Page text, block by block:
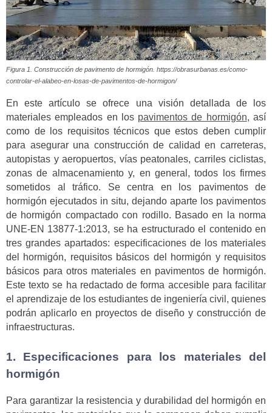
Figura 1. Construcción de pavimento de hormigón. https://obrasurbanas.es/como-
controlar-el-alabeo-en-losas-de-pavimentos-de-hormigon/
En este artículo se ofrece una visión detallada de los
materiales empleados en los pavimentos de hormigón, así
como de los requisitos técnicos que estos deben cumplir
para asegurar una construcción de calidad en carreteras,
autopistas y aeropuertos, vías peatonales, carriles ciclistas,
zonas de almacenamiento y, en general, todos los firmes
sometidos al tráfico. Se centra en los pavimentos de
hormigón ejecutados in situ, dejando aparte los pavimentos
de hormigón compactado con rodillo. Basado en la norma
UNE-EN 13877-1:2013, se ha estructurado el contenido en
tres grandes apartados: especificaciones de los materiales
del hormigón, requisitos básicos del hormigón y requisitos
básicos para otros materiales en pavimentos de hormigón.
Este texto se ha redactado de forma accesible para facilitar
el aprendizaje de los estudiantes de ingeniería civil, quienes
podrán aplicarlo en proyectos de diseño y construcción de
infraestructuras.
1. Especificaciones para los materiales del
hormigón
Para garantizar la resistencia y durabilidad del hormigón en